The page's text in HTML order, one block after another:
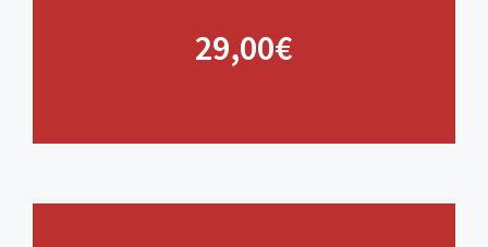
29,00€